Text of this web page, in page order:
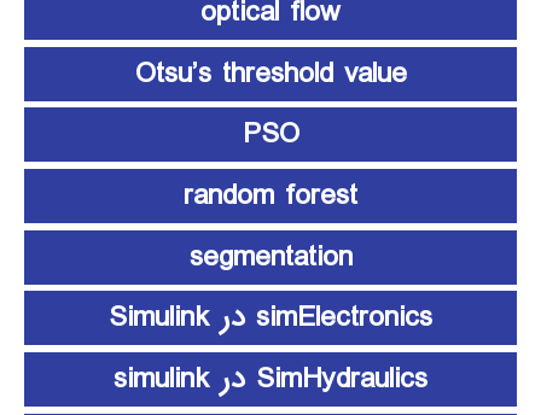
optical flow
Otsu’s threshold value
PSO
random forest
segmentation
simElectronics در Simulink
SimHydraulics در simulink